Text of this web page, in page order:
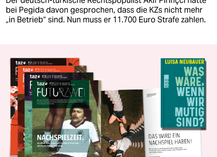
bei Pegida davon gesprochen, dass die KZs nicht mehr
„in Betrieb“ sind. Nun muss er 11.700 Euro Strafe zahlen.